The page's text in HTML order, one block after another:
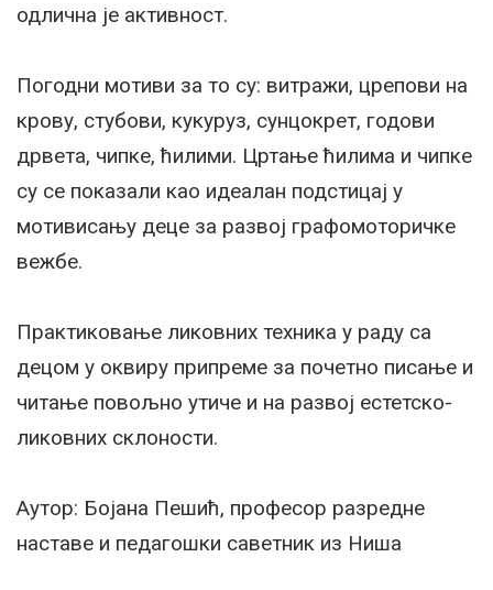
одлична је активност.
Погодни мотиви за то су: витражи, црепови на
крову, стубови, кукуруз, сунцокрет, годови
дрвета, чипке, ћилими. Цртање ћилима и чипке
су се показали као идеалан подстицај у
мотивисању деце за развој графомоторичке
вежбе.
Практиковање ликовних техника у раду са
децом у оквиру припреме за почетно писање и
читање повољно утиче и на развој естетско-
ликовних склоности.
Аутор: Бојана Пешић, професор разредне
наставе и педагошки саветник из Ниша